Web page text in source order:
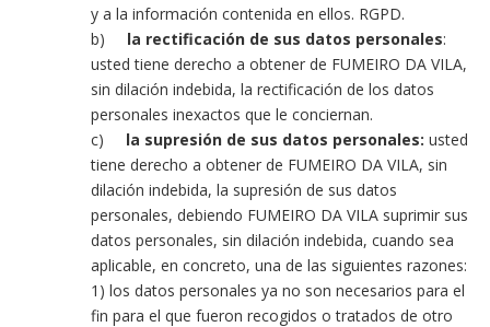
y a la información contenida en ellos. RGPD.
b) la rectificación de sus datos personales:
usted tiene derecho a obtener de FUMEIRO DA VILA,
sin dilación indebida, la rectificación de los datos
personales inexactos que le conciernan.
c)
la supresión de sus datos personales: usted
tiene derecho a obtener de FUMEIRO DA VILA, sin
dilación indebida, la supresión de sus datos
personales, debiendo FUMEIRO DA VILA suprimir sus
datos personales, sin dilación indebida, cuando sea
aplicable, en concreto, una de las siguientes razones:
1) los datos personales ya no son necesarios para el
fin para el que fueron recogidos o tratados de otro